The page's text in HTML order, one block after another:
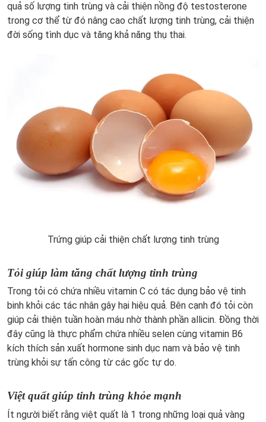
quả số lượng tinh trùng và cải thiện nồng độ testosterone
trong cơ thể từ đó nâng cao chất lượng tinh trùng, cải thiện
đời sống tình dục và tăng khả năng thụ thai.
Trứng giúp cải thiện chất lượng tinh trùng
Tỏi giúp làm tăng chất lượng tinh trùng
Trong tỏi có chứa nhiều vitamin C có tác dụng bảo vệ tinh
binh khỏi các tác nhân gây hại hiệu quả. Bên cạnh đó tỏi còn
giúp cải thiện tuần hoàn máu nhờ thành phần allicin. Đồng thời
đây cũng là thực phẩm chứa nhiều selen cùng vitamin B6
kích thích sản xuất hormone sinh dục nam và bảo vệ tinh
trùng khỏi sự tấn công từ các gốc tự do.
Việt quất giúp tinh trùng khỏe mạnh
Ít người biết rằng việt quất là 1 trong những loại quả vàng